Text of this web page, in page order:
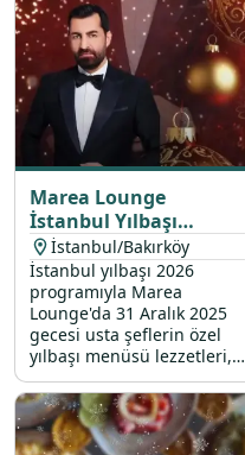
Marea Lounge
İstanbul Yılbaşı
Programı 2026
İstanbul/Bakırköy
İstanbul yılbaşı 2026
programıyla Marea
Lounge'da 31 Aralık 2025
gecesi usta şeflerin özel
yılbaşı menüsü lezzetleri,
Bilal Yıldırım canlı
performans, oryantal show
ve DJ performans sizleri
bekliyor.